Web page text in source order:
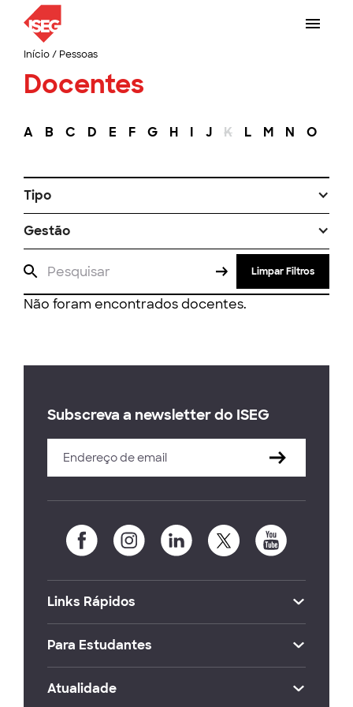
Início/ Pessoas
Docentes
A B C D E F G H I J K L M N O
Tipo
Gestão
Limpar Filtros
Não foram encontrados docentes.
Subscreva a newsletter do ISEG
Links Rápidos
Para Estudantes
Atualidade